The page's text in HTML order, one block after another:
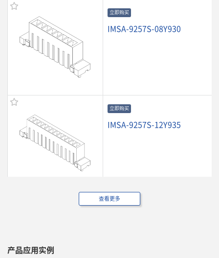
立即购买
IMSA-9257S-08Y930
立即购买
IMSA-9257S-12Y935
立即购买
查看更多
产品应用实例